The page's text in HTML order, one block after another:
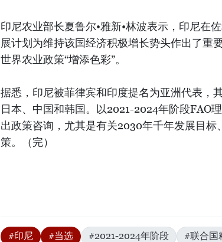
印尼农业部长夏鲁尔•雅新•林波表示，印尼在
展计划为维持该国经济积极增长势头作出了重
世界农业政策“增添色彩”。
据悉，印尼被菲律宾和印度提名为亚洲代表，
日本、中国和韩国。以2021-2024年阶段FAO
出政策咨询，尤其是有关2030年千年发展目
策。（完）
#印尼 #当选 #2021-2024年阶段 #联合国